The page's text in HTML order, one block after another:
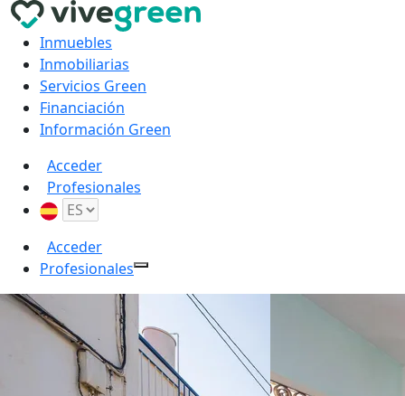
Inmuebles
Inmobiliarias
Servicios Green
Financiación
Información Green
Acceder
Profesionales
Acceder
Profesionales